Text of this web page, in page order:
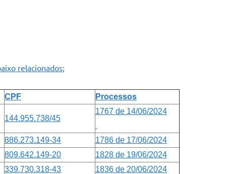
relacionados;
CPF Processos
144.955.738/45
1767 de 14/06/2024
886.273.149-34
1786 de 17/06/2024
809.642.149-20
1828 de 19/06/2024
339.730.318-43
1836 de 20/06/2024